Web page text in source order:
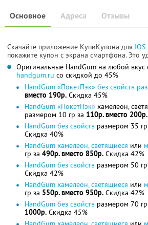
Основное Отзывы
Адреса
Скачайте приложение КупиКупона для IOS
покажите купон с экрана смартфона. Это
Оригинальные HandGum на любой вкус
handgum.ru со скидкой до 45%
HandGum «ПокетПэк» без свойств
вместо 190р. Скидка 45%
HandGum «ПокетПэк» хамелеон,
размером 10 гр за 110р. вместо 200р.
HandGum без свойств размером 35 гр
Скидка 40%
HandGum хамелеон, светящиеся или
гр за 490р. вместо 850р. Скидка 42%
HandGum без свойств размером 50 гр
Скидка 42%
HandGum хамелеон, светящиеся или
гр за 550р. вместо 950р. Скидка 42%
HandGum без свойств размером 70 гр
1000р. Скидка 45%